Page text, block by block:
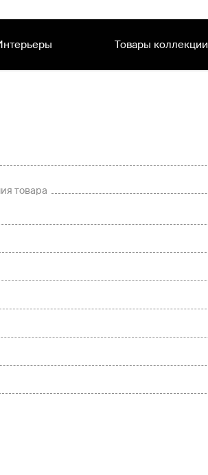
Товары коллекции
товара